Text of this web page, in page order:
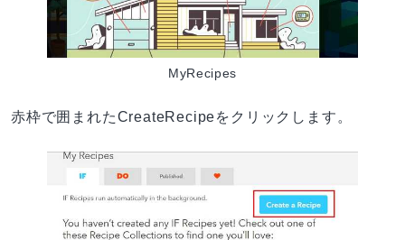
MyRecipes
赤枠で囲まれたCreateRecipeをクリックします。